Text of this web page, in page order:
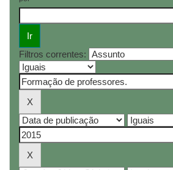
Filtros correntes: